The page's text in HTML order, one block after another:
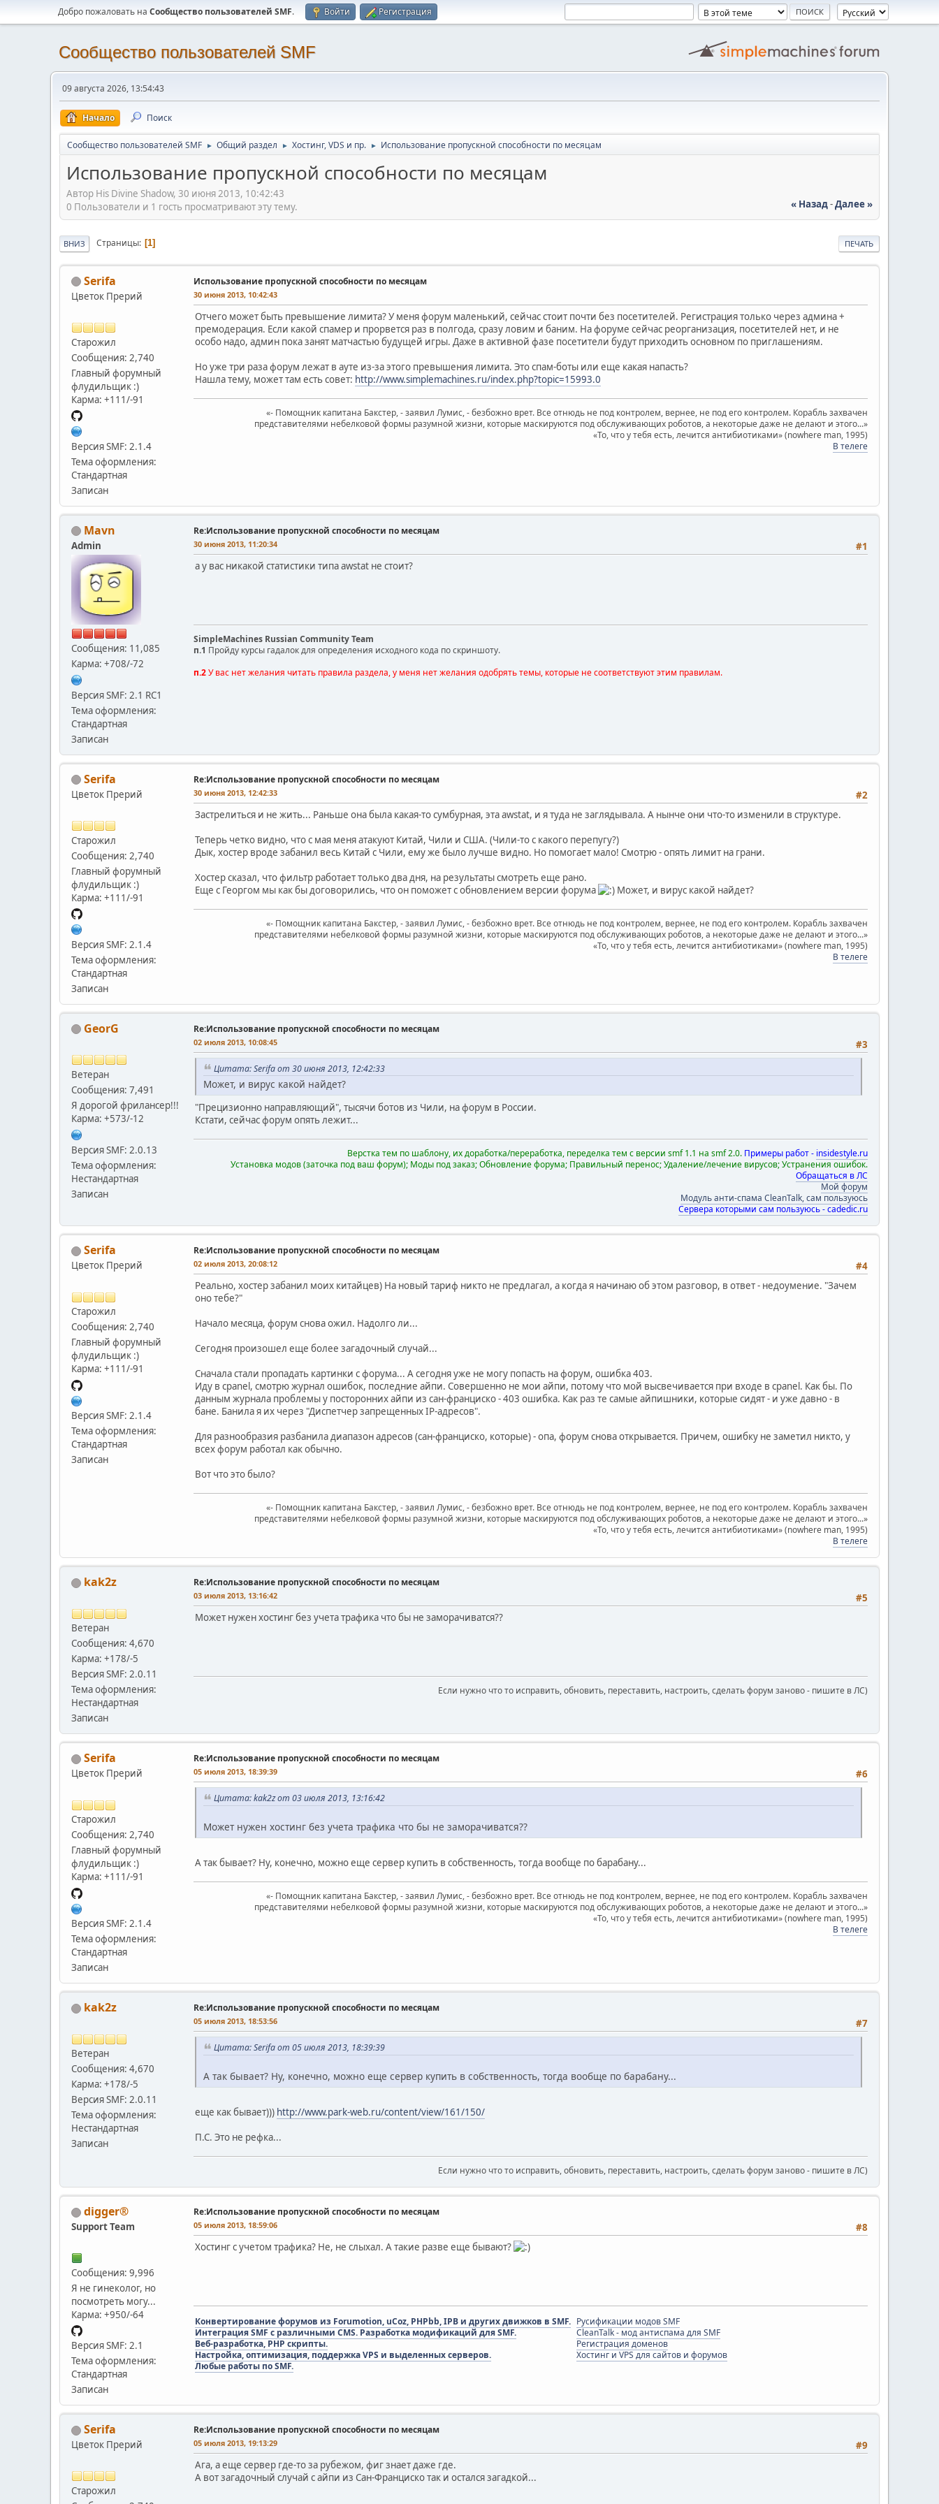
Добро пожаловать на Cообщество пользователей SMF. Войти Регистрация
Cообщество пользователей SMF
09 августа 2026, 13:54:43
Начало Поиск
Cообщество пользователей SMF ► Общий раздел ► Хостинг, VDS и пр. ► Использование пропускной способности по месяцам
Использование пропускной способности по месяцам
Автор His Divine Shadow, 30 июня 2013, 10:42:43
« Назад-Далее »
0 Пользователи и 1 гость просматривают эту тему.
ПЕЧАТЬ
ВНИЗ Страницы 1
Serifa
Цветок Прерий
Старожил
Сообщения: 2,740
Главный форумный
флудильщик :)
Карма: +111/-91
Версия SMF: 2.1.4
Тема оформления:
Стандартная
Записан
Использование пропускной способности по месяцам
30 июня 2013, 10:42:43
Отчего может быть превышение лимита? У меня форум маленький, сейчас стоит почти без посетителей. Регистрация только через админа +
премодерация. Если какой спамер и прорвется раз в полгода, сразу ловим и баним. На форуме сейчас реорганизация, посетителей нет, и не
особо надо, админ пока занят матчастью будущей игры. Даже в активной фазе посетители будут приходить основном по приглашениям.
Но уже три раза форум лежат в ауте из-за этого превышения лимита. Это спам-боты или еще какая напасть?
Нашла тему, может там есть совет: http://www.simplemachines.ru/index.php?topic=15993.0
«- Помощник капитана Бакстер, - заявил Лумис, - безбожно врет. Все отнюдь не под контролем, вернее, не под его контролем. Корабль захвачен
представителями небелковой формы разумной жизни, которые маскируются под обслуживающих роботов, а некоторые даже не делают и этого...»
«То, что у тебя есть, лечится антибиотиками» (nowhere man, 1995)
В телеге
Mavn
Admin
Сообщения: 11,085
Карма: +708/-72
Версия SMF: 2.1 RC1
Тема оформления:
Стандартная
Записан
Re:Использование пропускной способности по месяцам
#1
30 июня 2013, 11:20:34
а у вас никакой статистики типа awstat не стоит?
SimpleMachines Russian Community Team
п.1 Пройду курсы гадалок для определения исходного кода по скриншоту.
п.2У вас нет желания читать правила раздела, у меня нет желания одобрять темы, которые не соответствуют этим правилам.
Serifa
Цветок Прерий
Старожил
Сообщения: 2,740
Главный форумный
флудильщик :)
Карма: +111/-91
Версия SMF: 2.1.4
Тема оформления:
Стандартная
Записан
Re:Использование пропускной способности по месяцам
#2
30 июня 2013, 12:42:33
Застрелиться и не жить... Раньше она была какая-то сумбурная, эта awstat, и я туда не заглядывала. А нынче они что-то изменили в структуре.
Теперь четко видно, что с мая меня атакуют Китай, Чили и США. (Чили-то с какого перепугу?)
Дык, хостер вроде забанил весь Китай с Чили, ему же было лучше видно. Но помогает мало! Смотрю - опять лимит на грани.
Хостер сказал, что фильтр работает только два дня, на результаты смотреть еще рано.
Еще с Георгом мы как бы договорились, что он поможет с обновлением версии форума
Может, и вирус какой найдет?
«- Помощник капитана Бакстер, - заявил Лумис, - безбожно врет. Все отнюдь не под контролем, вернее, не под его контролем. Корабль захвачен
представителями небелковой формы разумной жизни, которые маскируются под обслуживающих роботов, а некоторые даже не делают и этого...»
«То, что у тебя есть, лечится антибиотиками» (nowhere man, 1995)
В телеге
GeorG
Ветеран
Сообщения: 7,491
Я дорогой фрилансер!!!
Карма: +573/-12
Версия SMF: 2.0.13
Тема оформления:
Нестандартная
Записан
Re:Использование пропускной способности по месяцам
#3
02 июля 2013, 10:08:45
Цитата: Serifa от 30 июня 2013, 12:42:33
Может, и вирус какой найдет?
"Прецизионно направляющий", тысячи ботов из Чили, на форум в России.
Кстати, сейчас форум опять лежит...
Верстка тем по шаблону, их доработка/переработка, переделка тем с версии smf 1.1 на smf 2.0. Примеры работ - insidestyle.ru
Установка модов (заточка под ваш форум); Моды под заказ; Обновление форума; Правильный перенос; Удаление/лечение вирусов; Устранения ошибок.
Обращаться в ЛС
Мой форум
Модуль анти-спама CleanTalk, сам пользуюсь
Сервера которыми сам пользуюсь - cadedic.ru
Serifa
Цветок Прерий
Старожил
Сообщения: 2,740
Главный форумный
флудильщик :)
Карма: +111/-91
Версия SMF: 2.1.4
Тема оформления:
Стандартная
Записан
Re:Использование пропускной способности по месяцам
#4
02 июля 2013, 20:08:12
Реально, хостер забанил моих китайцев) На новый тариф никто не предлагал, а когда я начинаю об этом разговор, в ответ - недоумение. "Зачем
оно тебе?"
Начало месяца, форум снова ожил. Надолго ли...
Сегодня произошел еще более загадочный случай...
Сначала стали пропадать картинки с форума... А сегодня уже не могу попасть на форум, ошибка 403.
Иду в cpanel, смотрю журнал ошибок, последние айпи. Совершенно не мои айпи, потому что мой высвечивается при входе в cpanel. Как бы. По
данным журнала проблемы у посторонних айпи из сан-франциско - 403 ошибка. Как раз те самые айпишники, которые сидят - и уже давно - в
бане. Банила я их через "Диспетчер запрещенных IP-адресов".
Для разнообразия разбанила диапазон адресов (сан-франциско, которые) - опа, форум снова открывается. Причем, ошибку не заметил никто, у
всех форум работал как обычно.
Вот что это было?
«- Помощник капитана Бакстер, - заявил Лумис, - безбожно врет. Все отнюдь не под контролем, вернее, не под его контролем. Корабль захвачен
представителями небелковой формы разумной жизни, которые маскируются под обслуживающих роботов, а некоторые даже не делают и этого...»
«То, что у тебя есть, лечится антибиотиками» (nowhere man, 1995)
В телеге
kak2z
Ветеран
Сообщения: 4,670
Карма: +178/-5
Версия SMF: 2.0.11
Тема оформления:
Нестандартная
Записан
Re:Использование пропускной способности по месяцам
#5
03 июля 2013, 13:16:42
Может нужен хостинг без учета трафика что бы не заморачиватся??
Если нужно что то исправить, обновить, переставить, настроить, сделать форум заново - пишите в ЛС)
Serifa
Цветок Прерий
Старожил
Сообщения: 2,740
Главный форумный
флудильщик :)
Карма: +111/-91
Версия SMF: 2.1.4
Тема оформления:
Стандартная
Записан
Re:Использование пропускной способности по месяцам
#6
05 июля 2013, 18:39:39
Цитата: kak2z от 03 июля 2013, 13:16:42
Может нужен хостинг без учета трафика что бы не заморачиватся??
А так бывает? Ну, конечно, можно еще сервер купить в собственность, тогда вообще по барабану...
«- Помощник капитана Бакстер, - заявил Лумис, - безбожно врет. Все отнюдь не под контролем, вернее, не под его контролем. Корабль захвачен
представителями небелковой формы разумной жизни, которые маскируются под обслуживающих роботов, а некоторые даже не делают и этого...»
«То, что у тебя есть, лечится антибиотиками» (nowhere man, 1995)
В телеге
kak2z
Ветеран
Сообщения: 4,670
Карма: +178/-5
Версия SMF: 2.0.11
Тема оформления:
Нестандартная
Записан
Re:Использование пропускной способности по месяцам
#7
05 июля 2013, 18:53:56
Цитата: Serifa от 05 июля 2013, 18:39:39
А так бывает? Ну, конечно, можно еще сервер купить в собственность, тогда вообще по барабану...
еще как бывает))) http://www.park-web.ru/content/view/161/150/
П.С. Это не рефка...
Если нужно что то исправить, обновить, переставить, настроить, сделать форум заново - пишите в ЛС)
digger®
Support Team
Сообщения: 9,996
Я не гинеколог, но
посмотреть могу...
Карма: +950/-64
Версия SMF: 2.1
Тема оформления:
Стандартная
Записан
Re:Использование пропускной способности по месяцам
#8
05 июля 2013, 18:59:06
Хостинг с учетом трафика? Не, не слыхал. А такие разве еще бывают?
Конвертирование форумов из Forumotion, uCoz, PHPbb, IPB и других движков в SMF.
Интеграция SMF с различными CMS. Разработка модификаций для SMF.
Веб-разработка, PHP скрипты.
Настройка, оптимизация, поддержка VPS и выделенных серверов.
Любые работы по SMF.
Русификации модов SMF
CleanTalk - мод антиспама для SMF
Регистрация доменов
Хостинг и VPS для сайтов и форумов
Serifa
Цветок Прерий
Старожил
Re:Использование пропускной способности по месяцам
#9
05 июля 2013, 19:13:29
Ага, а еще сервер где-то за рубежом, фиг знает даже где.
А вот загадочный случай с айпи из Сан-Франциско так и остался загадкой...